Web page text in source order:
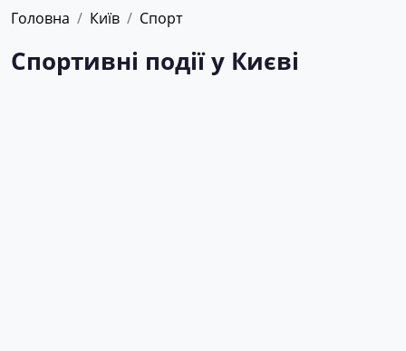
Головна Київ Спорт
Спортивні події у Києві